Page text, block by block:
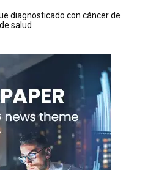
diagnosticado con cáncer de
salud